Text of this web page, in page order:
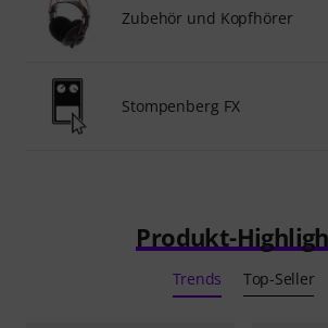
Zubehör und Kopfhörer
Stompenberg FX
Produkt-
Trends Top-Seller